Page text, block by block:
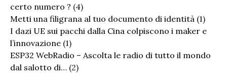
certo numero ? (4)
Metti una filigrana al tuo documento di identità (1)
I dazi UE sui pacchi dalla Cina colpiscono i maker e
l’innovazione (1)
ESP32 WebRadio – Ascolta le radio di tutto il mondo
dal salotto di… (2)